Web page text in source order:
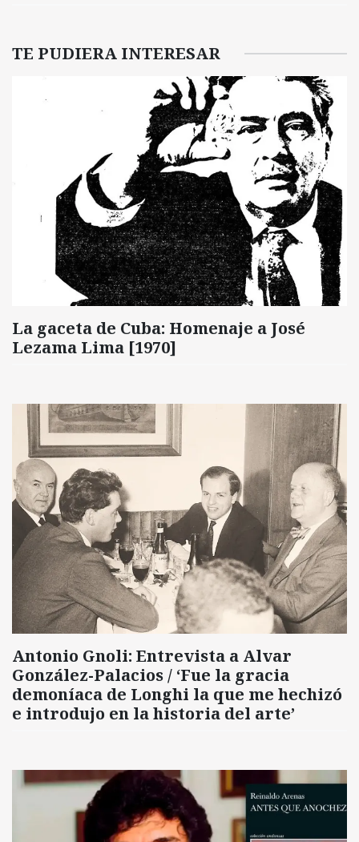
TE PUDIERA INTERESAR
La gaceta de Cuba: Homenaje a José
Lezama Lima [1970]
Antonio Gnoli: Entrevista a Alvar
González-Palacios / ‘Fue la gracia
demoníaca de Longhi la que me hechizó
e introdujo en la historia del arte’